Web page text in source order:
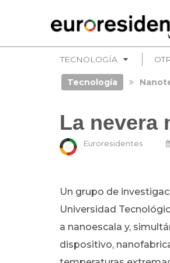
TECNOLOGÍA
Tecnología
La nevera
Euroresidentes
Un grupo de
Universidad
a nanoescala y,
dispositivo,